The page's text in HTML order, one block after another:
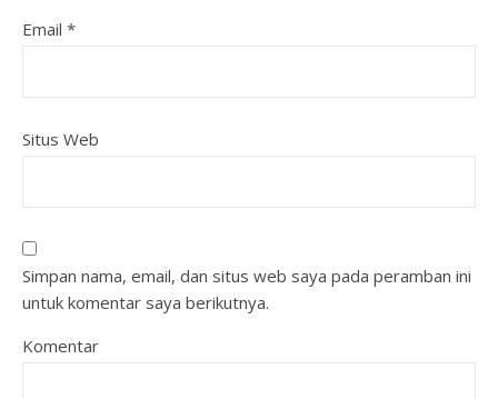
Email *
Situs Web
Simpan nama, email, dan situs web saya pada peramban ini
untuk komentar saya berikutnya.
Komentar